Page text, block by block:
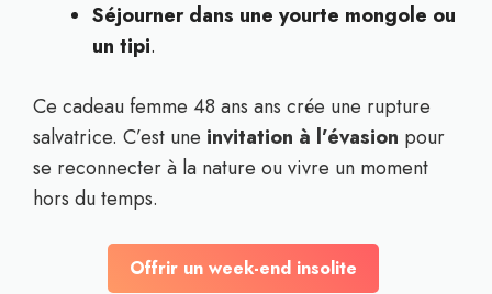
Séjourner dans une yourte mongole ou
un tipi.
Ce cadeau femme 48 ans ans crée une rupture
salvatrice. C’est une invitation à l’évasion pour
se reconnecter à la nature ou vivre un moment
hors du temps.
Offrir un week-end insolite